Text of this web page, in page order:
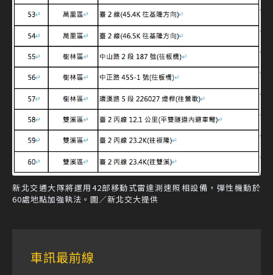
新北交通大隊將運用42部移動式雷達測速照相設備，彈性機動於
60處地點加強執法。圖／新北交大提供
車訊最前線